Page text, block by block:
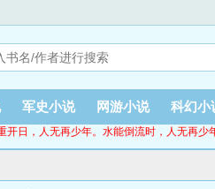
军史小说 网游小说 科幻小
开日，人无再少年。水能倒流时，人无再少